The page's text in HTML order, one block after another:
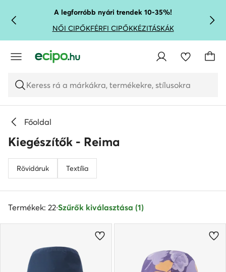
UGRÁS A FŐ TARTALOMRA
UGRÁS A KERESÉSHEZA legforróbb nyári trendek 10-35%!
NŐI CIPŐKFÉRFI CIPŐKKÉZITÁSKÁK
Keress rá a márkákra, termékekre, stílusokra
Főoldal
Kiegészítők - Reima
Rövidáruk Textília
Termékek: 22·Szűrők kiválasztása (1)